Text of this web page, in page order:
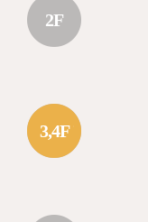
2F
3,4F